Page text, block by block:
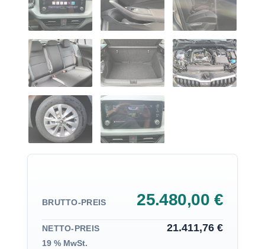
BRUTTO-PREIS 25.480,00 €
NETTO-PREIS 21.411,76 €
19 % MwSt.